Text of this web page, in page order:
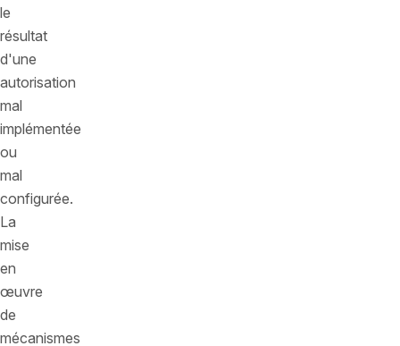
le
résultat
d'une
autorisation
mal
implémentée
ou
mal
configurée.
La
mise
en
œuvre
de
mécanismes